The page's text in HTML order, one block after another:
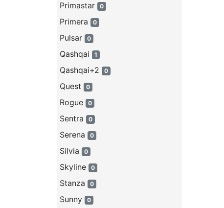
Primastar 0
Primera 0
Pulsar 0
Qashqai 1
Qashqai+2 0
Quest 0
Rogue 0
Sentra 0
Serena 0
Silvia 0
Skyline 0
Stanza 0
Sunny 0